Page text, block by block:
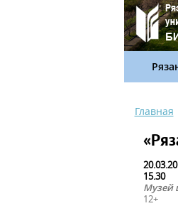
Главная
15.30
Музей
12+